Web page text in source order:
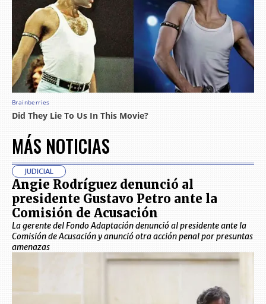
MÁS NOTICIAS
JUDICIAL
Angie Rodríguez denunció al
presidente Gustavo Petro ante la
Comisión de Acusación
La gerente del Fondo Adaptación denunció al presidente ante la
Comisión de Acusación y anunció otra acción penal por presuntas
amenazas